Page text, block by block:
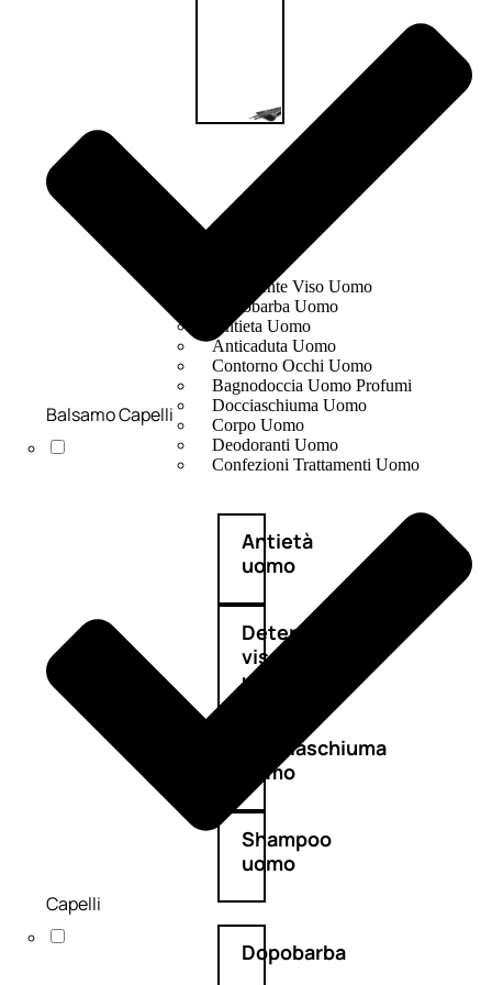
Detergente Viso Uomo
Dopobarba Uomo
Antieta Uomo
Anticaduta Uomo
Contorno Occhi Uomo
Bagnodoccia Uomo Profumi
Docciaschiuma Uomo
Corpo Uomo
Deodoranti Uomo
Confezioni Trattamenti Uomo
Antietà
uomo
Detergente
viso
uomo
Docciaschiuma
uomo
Shampoo
uomo
Dopobarba
Balsamo Capelli
Capelli